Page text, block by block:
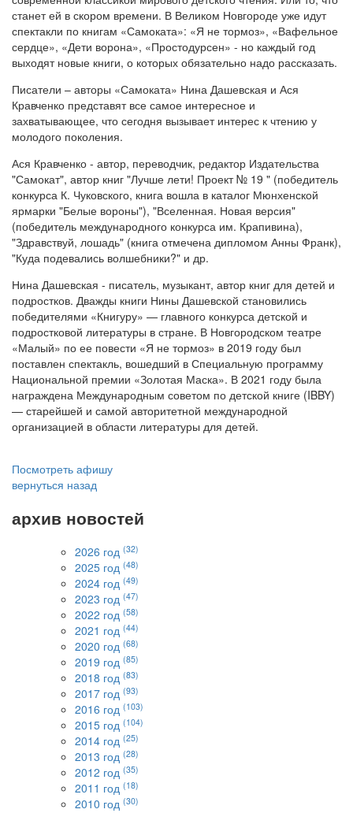
станет ей в скором времени. В Великом Новгороде уже идут
спектакли по книгам «Самоката»: «Я не тормоз», «Вафельное
сердце», «Дети ворона», «Простодурсен» - но каждый год
выходят новые книги, о которых обязательно надо рассказать.
Писатели – авторы «Самоката» Нина Дашевская и Ася
Кравченко представят все самое интересное и
захватывающее, что сегодня вызывает интерес к чтению у
молодого поколения.
Ася Кравченко - автор, переводчик, редактор Издательства
"Самокат", автор книг "Лучше лети! Проект № 19 " (победитель
конкурса К. Чуковского, книга вошла в каталог Мюнхенской
ярмарки "Белые вороны"), "Вселенная. Новая версия"
(победитель международного конкурса им. Крапивина),
"Здравствуй, лошадь" (книга отмечена дипломом Анны Франк),
"Куда подевались волшебники?" и др.
Нина Дашевская - писатель, музыкант, автор книг для детей и
подростков. Дважды книги Нины Дашевской становились
победителями «Книгуру» — главного конкурса детской и
подростковой литературы в стране. В Новгородском театре
«Малый» по ее повести «Я не тормоз» в 2019 году был
поставлен спектакль, вошедший в Специальную программу
Национальной премии «Золотая Маска». В 2021 году была
награждена Международным советом по детской книге (IBBY)
— старейшей и самой авторитетной международной
организацией в области литературы для детей.
Посмотреть афишу
вернуться назад
архив новостей
2026 год (32)
2025 год (48)
2024 год (49)
2023 год (47)
2022 год (58)
2021 год (44)
2020 год (68)
2019 год (85)
2018 год (83)
2017 год (93)
2016 год (103)
2015 год (104)
2014 год (25)
2013 год (28)
2012 год (35)
2011 год (18)
2010 год (30)